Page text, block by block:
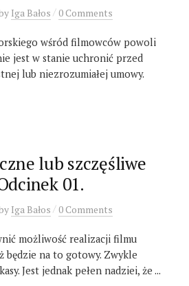
Iga Bałos /0 Comments
wśród filmowców powoli
jest w stanie uchronić przed
lub niezrozumiałej umowy.
lub szczęśliwe
01.
Iga Bałos /0 Comments
możliwość realizacji filmu
będzie na to gotowy. Zwykle
Jest jednak pełen nadziei, że ...